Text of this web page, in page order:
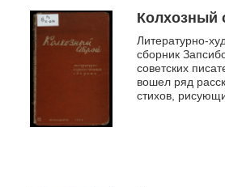
Колхозный
Литературно-
сборник
советских
вошел ряд
стихов,